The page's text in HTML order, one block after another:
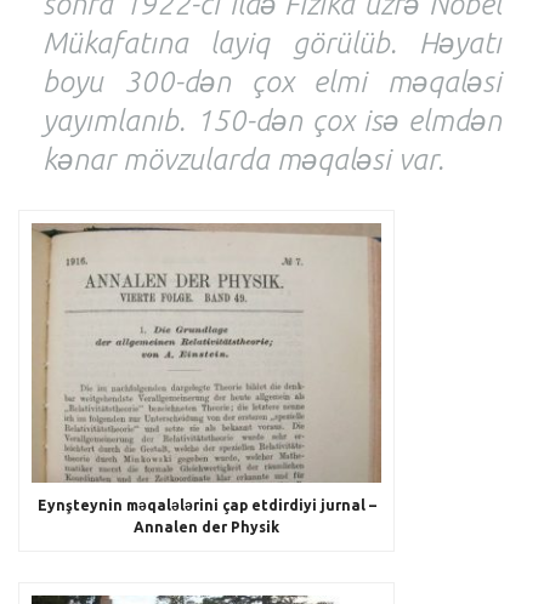
Mükafatına layiq görülüb. Həyatı
boyu 300-dən çox elmi məqaləsi
yayımlanıb. 150-dən çox isə elmdən
kənar mövzularda məqaləsi var.
Eynşteynin məqalələrini çap etdirdiyi jurnal –
Annalen der Physik